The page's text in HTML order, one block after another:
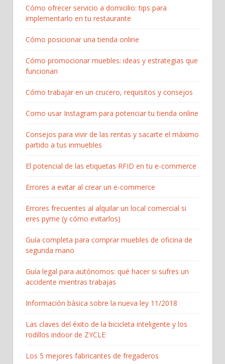
Cómo ofrecer servicio a domicilio: tips para
implementarlo en tu restaurante
Cómo posicionar una tienda online
Cómo promocionar muebles: ideas y estrategias que
funcionan
Cómo trabajar en un crucero, requisitos y consejos
Como usar Instagram para potenciar tu tienda online
Consejos para vivir de las rentas y sacarte el máximo
partido a tus inmuebles
El potencial de las etiquetas RFID en tu e-commerce
Errores a evitar al crear un e-commerce
Errores frecuentes al alquilar un local comercial si
eres pyme (y cómo evitarlos)
Guía completa para comprar muebles de oficina de
segunda mano
Guía legal para autónomos: qué hacer si sufres un
accidente mientras trabajas
Información básica sobre la nueva ley 11/2018
Las claves del éxito de la bicicleta inteligente y los
rodillos indoor de ZYCLE
Los 5 mejores fabricantes de fregaderos